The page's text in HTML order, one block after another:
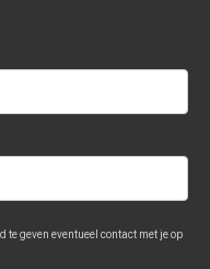
geven eventueel contact met je op